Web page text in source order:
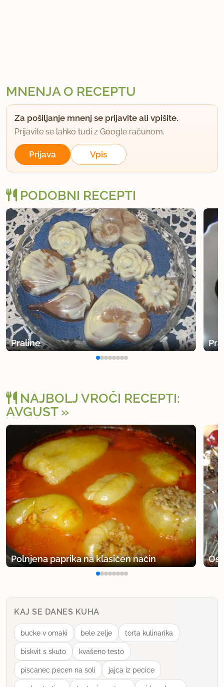
MNENJA O RECEPTU
Za pošiljanje mnenj se prijavite ali vpišite.
Prijavite se lahko tudi z Google računom.
Prijava Vpis
PODOBNI RECEPTI
Praline
NAJBOLJ VROČI RECEPTI:
AVGUST
Polnjena paprika na klasičen način
KAJ SE DANES KUHA
bucke v omaki bele zelje torta kulinarika
biskvit s skuto kvašeno testo
piscanec pecen na soli jajca iz pecice